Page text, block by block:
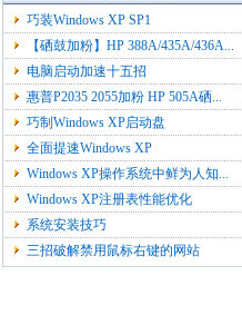
巧装Windows XP SP1
【硒鼓加粉】HP 388A/435A/436A...
电脑启动加速十五招
惠普P2035 2055加粉 HP 505A硒...
巧制Windows XP启动盘
全面提速Windows XP
Windows XP操作系统中鲜为人知...
Windows XP注册表性能优化
系统安装技巧
三招破解禁用鼠标右键的网站